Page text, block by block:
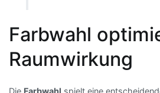
Farbwahl
Raumwirkung